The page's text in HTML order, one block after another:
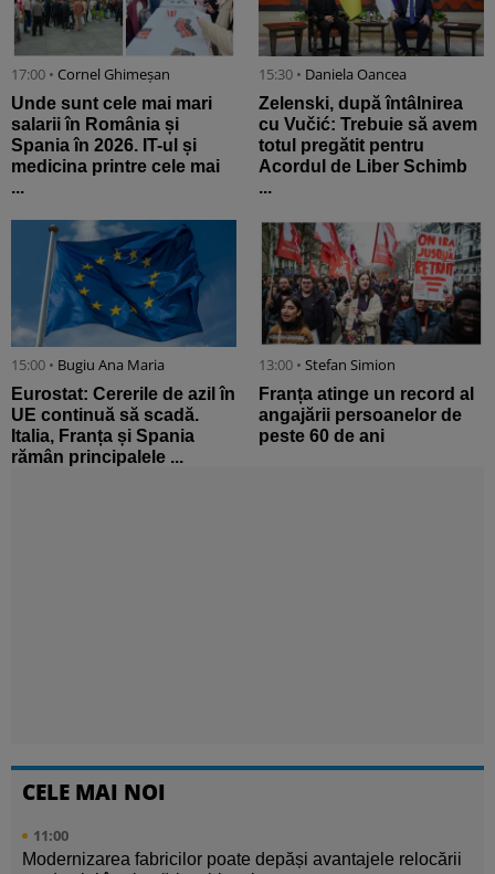
17:00 • Cornel Ghimeșan
Unde sunt cele mai mari
salarii în România și
Spania în 2026. IT-ul și
medicina printre cele mai
...
15:30 • Daniela Oancea
Zelenski, după întâlnirea
cu Vučić: Trebuie să avem
totul pregătit pentru
Acordul de Liber Schimb
...
15:00 • Bugiu ⁠Ana Maria
Eurostat: Cererile de azil în
UE continuă să scadă.
Italia, Franța și Spania
rămân principalele ...
13:00 • Stefan Simion
Franța atinge un record al
angajării persoanelor de
peste 60 de ani
CELE MAI NOI
11:00
Modernizarea fabricilor poate depăși avantajele relocării